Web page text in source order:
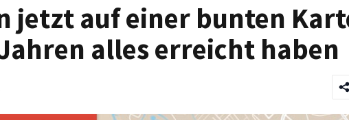
jetzt auf einer bunten
alles erreicht haben